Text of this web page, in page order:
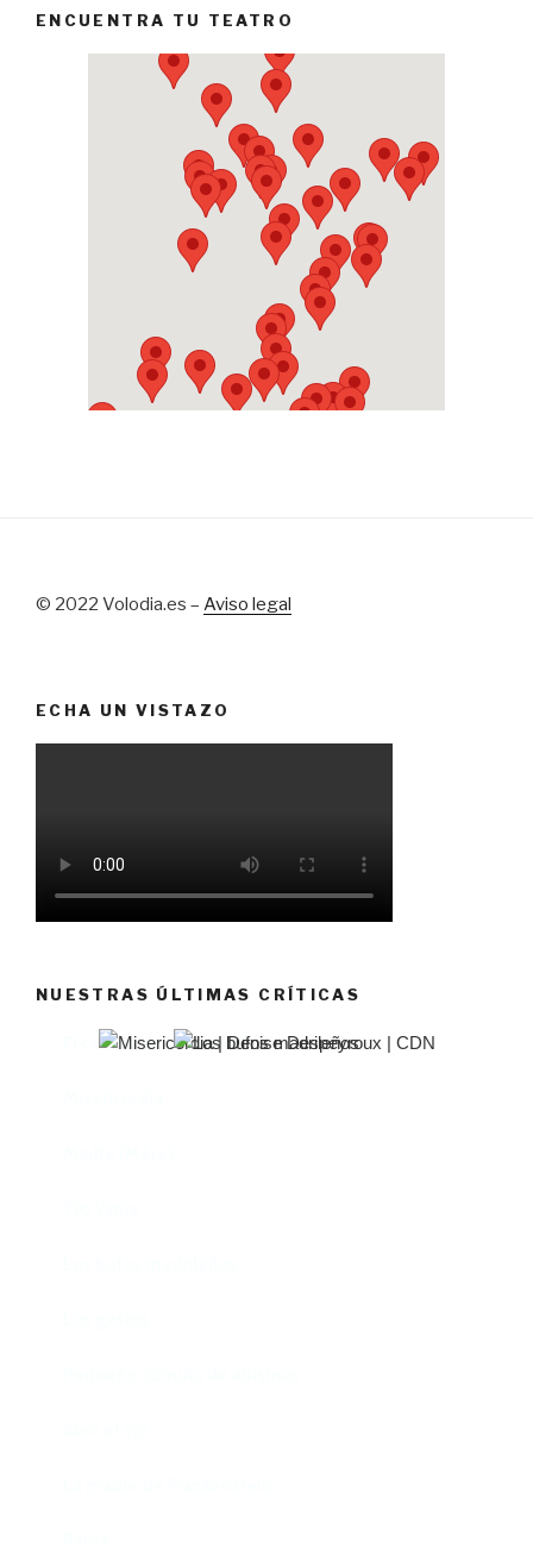
ENCUENTRA TU TEATRO
© 2022 Volodia.es – Aviso legal
ECHA UN VISTAZO
NUESTRAS ÚLTIMAS CRÍTICAS
El castillo de Lindabridis